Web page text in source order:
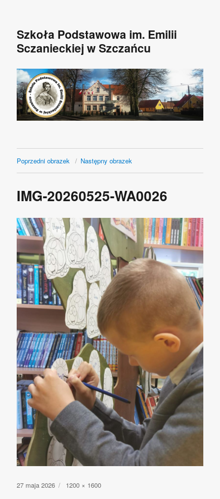
Szkoła Podstawowa im. Emilii
Sczanieckiej w Szczańcu
Poprzedni obrazek Następny obrazek
IMG-20260525-WA0026
Opublikowano
27 maja 2026
Pełny
1200 × 1600